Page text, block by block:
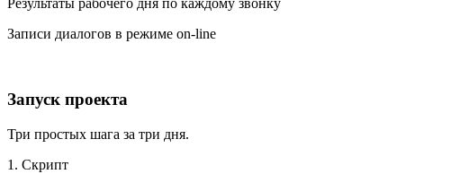
Результаты рабочего дня по каждому звонку
Записи диалогов в режиме on-line
Запуск проекта
Три простых шага за три дня.
1. Скрипт